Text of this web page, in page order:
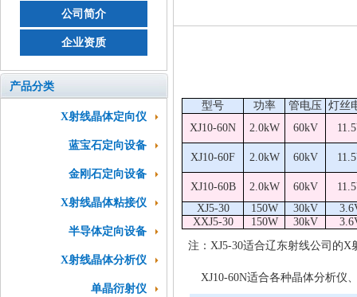
公司简介
企业资质
产品分类
X射线晶体定向仪
蓝宝石定向设备
金刚石定向设备
X射线晶体粘接仪
半导体定向设备
X射线晶体分析仪
单晶衍射仪
型号 功率 管电压 灯丝
XJ10-60N
2.0kW 60kV
XJ10-60F 2.0kW 60kV
XJ10-60B 2.0kW 60kV
XJ5-30
150W 30kV
XXJ5-30
150W 30kV
注：XJ5-30适合辽东射线公司的X
XJ10-60N适合各种晶体分析仪